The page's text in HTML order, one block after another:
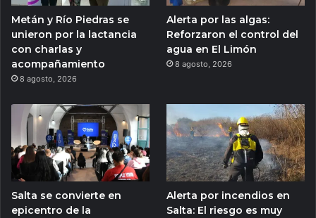
Metán y Río Piedras se
unieron por la lactancia
con charlas y
acompañamiento
8 agosto, 2026
Alerta por las algas:
Reforzaron el control del
agua en El Limón
8 agosto, 2026
Salta se convierte en
epicentro de la
Alerta por incendios en
Salta: El riesgo es muy